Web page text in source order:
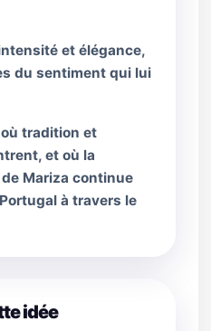
et élégance,
du sentiment qui lui
tradition et
et où la
Mariza continue
à travers le
idée